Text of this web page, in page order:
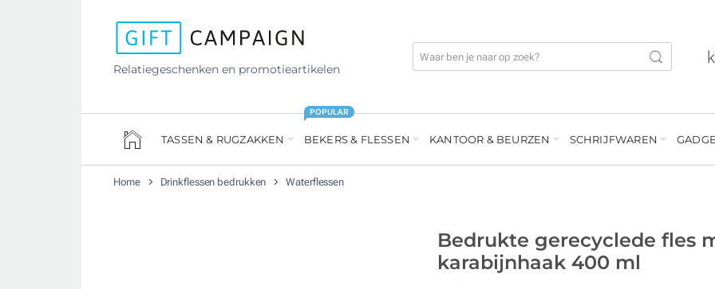
Relatiegeschenken en promotieartikelen
TASSEN & RUGZAKKEN BEKERS & FLESSEN
POPULAR
KANTOOR & BEURZEN SCHRIJFWAREN
Home Drinkflessen bedrukken Waterflessen
Bedrukte gerecyclede fles
karabijnhaak 400 ml